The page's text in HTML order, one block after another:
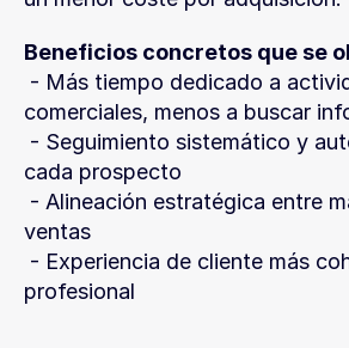
Beneficios concretos que se
comerciales, menos a buscar
cada prospecto
ventas
profesional